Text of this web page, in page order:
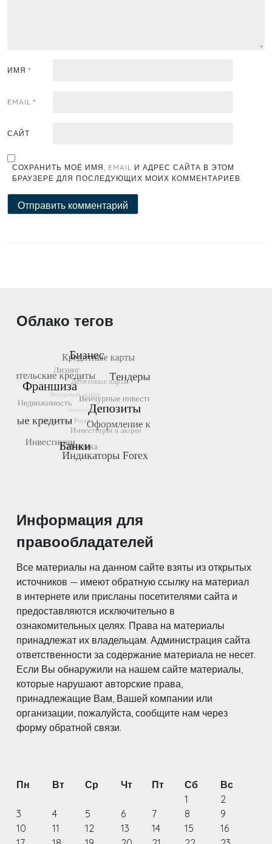
ИМЯ *
EMAIL *
САЙТ
СОХРАНИТЬ МОЁ ИМЯ, EMAIL И АДРЕС САЙТА В ЭТОМ
БРАУЗЕРЕ ДЛЯ ПОСЛЕДУЮЩИХ МОИХ КОММЕНТАРИЕВ.
Облако тегов
Информация для
правообладателей
Все материалы на данном сайте взяты из открытых
источников — имеют обратную ссылку на материал
в интернете или присланы посетителями сайта и
предоставляются исключительно в
ознакомительных целях. Права на материалы
принадлежат их владельцам. Администрация сайта
ответственности за содержание материала не несет.
Если Вы обнаружили на нашем сайте материалы,
которые нарушают авторские права,
принадлежащие Вам, Вашей компании или
организации, пожалуйста, сообщите нам через
форму обратной связи.
Пн Вт Ср Чт Пт Сб
Вс
1
2
3
4 5 6 7 8
9
10
11 12 13 14 15
16